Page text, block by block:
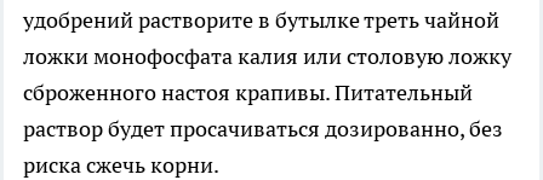
удобрений растворите в бутылке треть чайной
ложки монофосфата калия или столовую ложку
сброженного настоя крапивы. Питательный
раствор будет просачиваться дозированно, без
риска сжечь корни.